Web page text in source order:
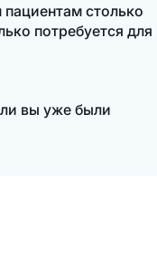
столько
потребуется для
вы уже были